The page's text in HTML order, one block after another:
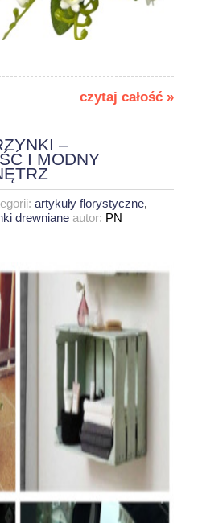
czytaj całość »
–
I MODNY
artykuły florystyczne,
drewniane autor: PN